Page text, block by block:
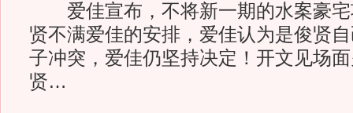
爱佳宣布，不将新一期的水案豪宅
贤不满爱佳的安排，爱佳认为是俊贤
子冲突，爱佳仍坚持决定！开文见场
贤…